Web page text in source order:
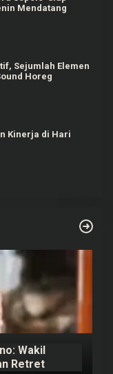
Mendatang
Sejumlah Elemen
Horeg
Kinerja di Hari
Wakil
Retret